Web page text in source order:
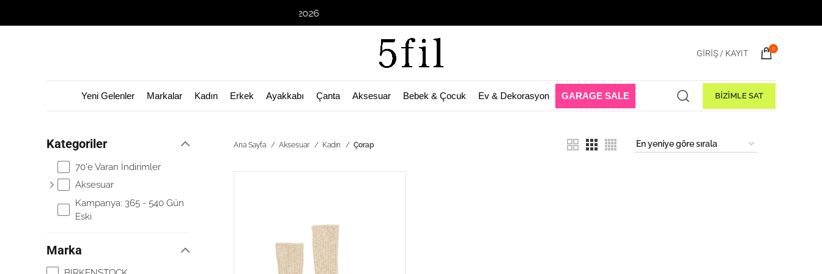
Garage Sale Başladı! 1 Ağustos - 31 Ağustos 2026
GIRIŞ / KAYIT 0
Yeni Gelenler Markalar Kadın Erkek Ayakkabı Çanta Aksesuar Bebek & Çocuk Ev & Dekorasyon GARAGE SALE BİZİMLE SAT
Kategoriler
70'e Varan İndirimler
Aksesuar
Kampanya: 365 - 540 Gün
Eski
Marka
Ana Sayfa Aksesuar Kadın Çorap